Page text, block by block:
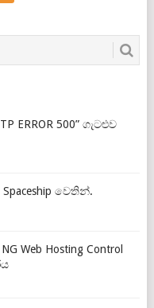
ERROR 500” ගැටළුව
වෙතින්.
Web Hosting Control